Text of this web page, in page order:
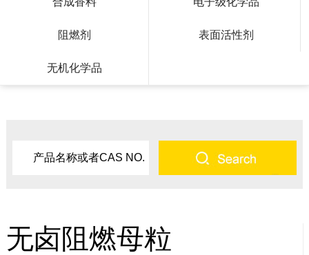
阻燃剂 表面活性剂
无机化学品
无卤阻燃母粒